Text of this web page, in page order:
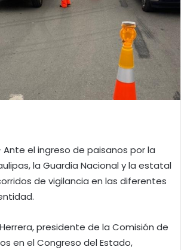
Ante el ingreso de paisanos por la
la Guardia Nacional y la estatal
de vigilancia en las diferentes
presidente de la Comisión de
en el Congreso del Estado,